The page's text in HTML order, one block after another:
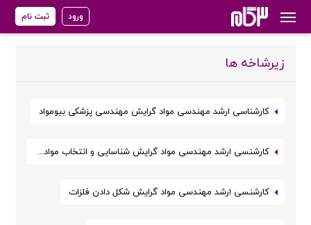
ورود ثبت نام
زیرشاخه ها
کارشناسی ارشد مهندسی مواد گرایش مهندسی پزشکی بیومواد
کارشنسی ارشد مهندسی مواد گرایش شناسایی و انتخاب مواد مهندسی
کارشنسی ارشد مهندسی مواد گرایش شکل دادن فلزات